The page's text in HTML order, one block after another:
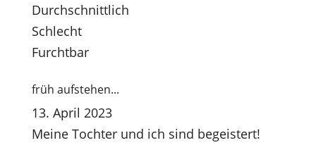
Durchschnittlich
Schlecht
Furchtbar
früh aufstehen...
13. April 2023
Meine Tochter und ich sind begeistert!